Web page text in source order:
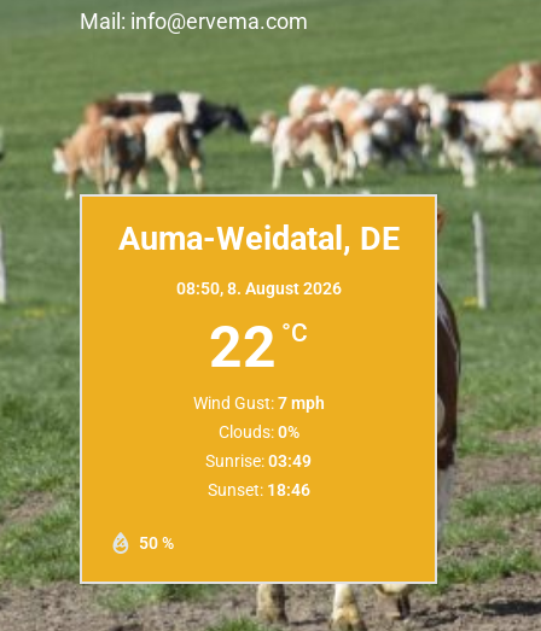
Mail: info@ervema.com
Auma-Weidatal, DE
08:50,8. August 2026
22 °C
50 %
Wind Gust: 7 mph
Clouds: 0%
Sunrise:03:49
Sunset: 18:46